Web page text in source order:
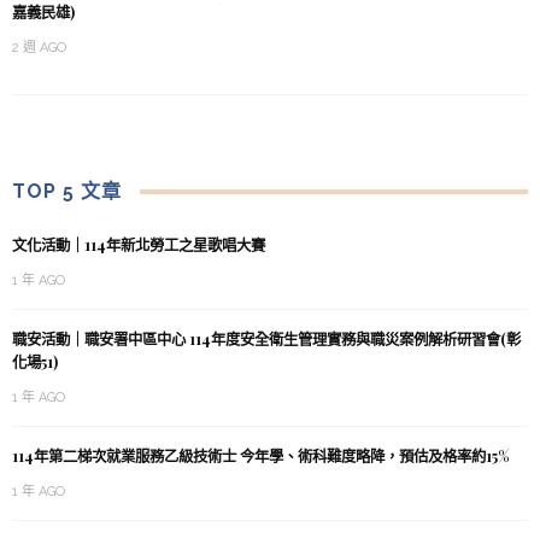
嘉義民雄)
2 週 AGO
TOP 5 文章
文化活動｜114年新北勞工之星歌唱大賽
1 年 AGO
職安活動｜職安署中區中心 114年度安全衛生管理實務與職災案例解析研習會(彰
化場51)
1 年 AGO
114年第二梯次就業服務乙級技術士 今年學、術科難度略降，預估及格率約15%
1 年 AGO